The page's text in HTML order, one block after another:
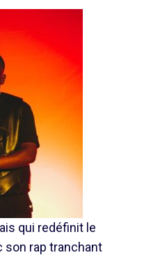
qui redéfinit le
son rap tranchant